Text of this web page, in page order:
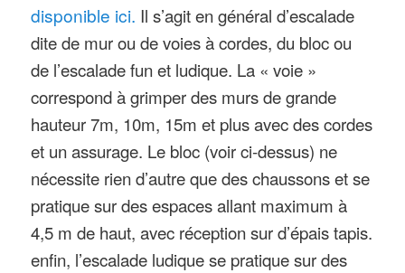
disponible ici. Il s’agit en général d’escalade
dite de mur ou de voies à cordes, du bloc ou
de l’escalade fun et ludique. La « voie »
correspond à grimper des murs de grande
hauteur 7m, 10m, 15m et plus avec des cordes
et un assurage. Le bloc (voir ci-dessus) ne
nécessite rien d’autre que des chaussons et se
pratique sur des espaces allant maximum à
4,5 m de haut, avec réception sur d’épais tapis.
enfin, l’escalade ludique se pratique sur des